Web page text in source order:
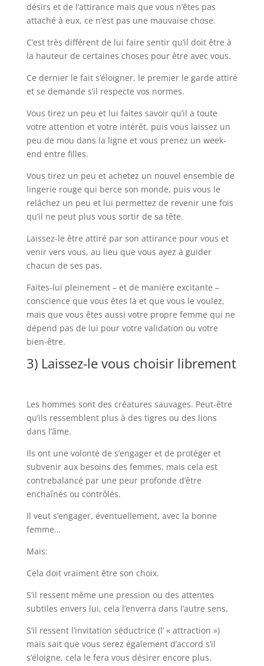
désirs et de l’attirance mais que vous n’êtes pas
attaché à eux, ce n’est pas une mauvaise chose.
C’est très différent de lui faire sentir qu’il doit être à
la hauteur de certaines choses pour être avec vous.
Ce dernier le fait s’éloigner, le premier le garde attiré
et se demande s’il respecte vos normes.
Vous tirez un peu et lui faites savoir qu’il a toute
votre attention et votre intérêt, puis vous laissez un
peu de mou dans la ligne et vous prenez un week-
end entre filles.
Vous tirez un peu et achetez un nouvel ensemble de
lingerie rouge qui berce son monde, puis vous le
relâchez un peu et lui permettez de revenir une fois
qu’il ne peut plus vous sortir de sa tête.
Laissez-le être attiré par son attirance pour vous et
venir vers vous, au lieu que vous ayez à guider
chacun de ses pas.
Faites-lui pleinement – ​​et de manière excitante –
conscience que vous êtes là et que vous le voulez,
mais que vous êtes aussi votre propre femme qui ne
dépend pas de lui pour votre validation ou votre
bien-être.
3) Laissez-le vous choisir librement
Les hommes sont des créatures sauvages. Peut-être
qu’ils ressemblent plus à des tigres ou des lions
dans l’âme.
Ils ont une volonté de s’engager et de protéger et
subvenir aux besoins des femmes, mais cela est
contrebalancé par une peur profonde d’être
enchaînés ou contrôlés.
Il veut s’engager, éventuellement, avec la bonne
femme…
Mais:
Cela doit vraiment être son choix.
S’il ressent même une pression ou des attentes
subtiles envers lui, cela l’enverra dans l’autre sens.
S’il ressent l’invitation séductrice (l’ « attraction »)
mais sait que vous serez également d’accord s’il
s’éloigne, cela le fera vous désirer encore plus.